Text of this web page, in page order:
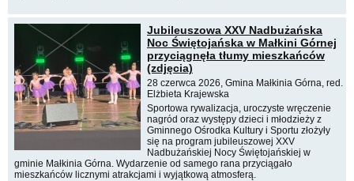
Jubileuszowa XXV Nadbużańska
Noc Świętojańska w Małkini Górnej
przyciągnęła tłumy mieszkańców
(zdjęcia)
28 czerwca 2026, Gmina Małkinia Górna, red.
Elżbieta Krajewska
Sportowa rywalizacja, uroczyste wręczenie
nagród oraz występy dzieci i młodzieży z
Gminnego Ośrodka Kultury i Sportu złożyły
się na program jubileuszowej XXV
Nadbużańskiej Nocy Świętojańskiej w
gminie Małkinia Górna. Wydarzenie od samego rana przyciągało
mieszkańców licznymi atrakcjami i wyjątkową atmosferą.